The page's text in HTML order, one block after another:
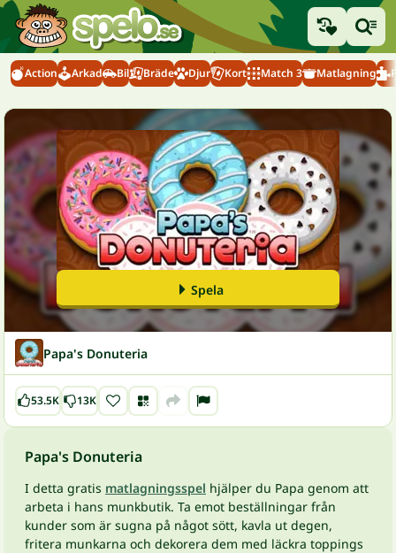
Action Arkad Bil Bräde Djur Kort Match 3 Matlagning
Spela
Papa's Donuteria
53.5K 13K
Papa's Donuteria
I detta gratis matlagningsspel hjälper du Papa genom att
arbeta i hans munkbutik. Ta emot beställningar från
kunder som är sugna på något sött, kavla ut degen,
fritera munkarna och dekorera dem med läckra toppings